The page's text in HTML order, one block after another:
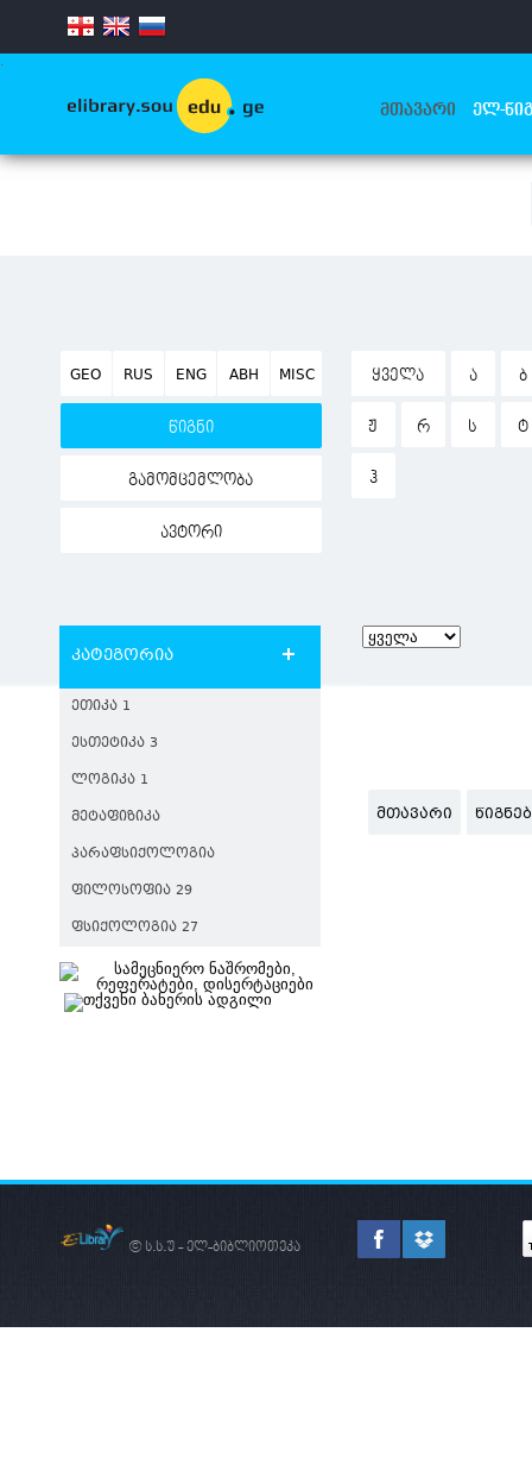
.
ᲛᲗᲐᲕᲐᲠᲘ ᲔᲚ-
GEO RUS ENG ABH MISC
წიგნი
გამომცემლობა
ავტორი
ᲧᲕᲔᲚᲐ Ა Ბ
Ჟ Რ Ს Ტ
Ჰ
კატეგორია
ᲔᲗᲘᲙᲐ 1
ᲔᲡᲗᲔᲢᲘᲙᲐ 3
ᲚᲝᲒᲘᲙᲐ 1
ᲛᲔᲢᲐᲤᲘᲖᲘᲙᲐ
ᲞᲐᲠᲐᲤᲡᲘᲥᲝᲚᲝᲒᲘᲐ
ᲤᲘᲚᲝᲡᲝᲤᲘᲐ 29
ᲤᲡᲘᲥᲝᲚᲝᲒᲘᲐ 27
ᲛᲗᲐᲕᲐᲠᲘ
© ს.ს.უ - ელ-ბიბლიოთეკა